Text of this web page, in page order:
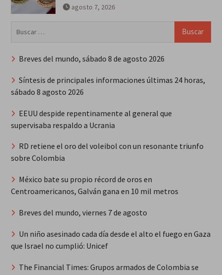
agosto 7, 2026
Breves del mundo, sábado 8 de agosto 2026
Síntesis de principales informaciones últimas 24 horas,
sábado 8 agosto 2026
EEUU despide repentinamente al general que
supervisaba respaldo a Ucrania
RD retiene el oro del voleibol con un resonante triunfo
sobre Colombia
México bate su propio récord de oros en
Centroamericanos, Galván gana en 10 mil metros
Breves del mundo, viernes 7 de agosto
Un niño asesinado cada día desde el alto el fuego en Gaza
que Israel no cumplió: Unicef
The Financial Times: Grupos armados de Colombia se